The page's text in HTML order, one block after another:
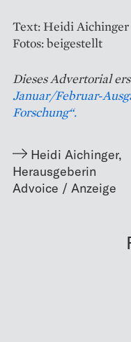
Text: Heidi Aichinger
Fotos: beigestellt
Dieses Advertorial
Januar/Februar-
Forschung“.
Heidi Aichinger,
Herausgeberin